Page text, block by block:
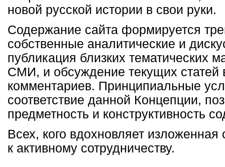
новой русской истории в свои руки.
Содержание сайта формируется
собственные аналитические и
публикация близких тематических
СМИ, и обсуждение текущих статей
комментариев. Принципиальные
соответствие данной Концепции,
предметность и конструктивность
Всех, кого вдохновляет изложенная
к активному сотрудничеству.